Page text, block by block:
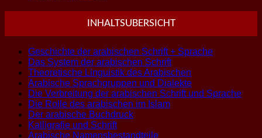
INHALTSUBERSICHT
Geschichte der arabischen Schrift + Sprache
Das System der arabischen Schrift
Theoretische Linguistik des Arabischen
Arabische Sprachgruppen und Dialekte
Die Verbreitung der arabischen Schrift und Sprache
Die Rolle des arabischen im Islam
Der arabische Buchdruck
Kalligrafie und Schrift
Arabische Namensbestandteile